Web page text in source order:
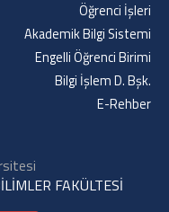
Öğrenci İşleri
Akademik Bilgi Sistemi
Engelli Öğrenci Birimi
Bilgi İşlem D. Bşk.
E-Rehber
FAKÜLTESİ